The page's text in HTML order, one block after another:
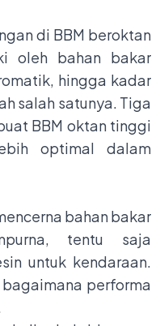
di BBM beroktan
oleh bahan bakar
hingga kadar
salah satunya. Tiga
BBM oktan tinggi
optimal dalam
bahan bakar
tentu saja
untuk kendaraan.
performa